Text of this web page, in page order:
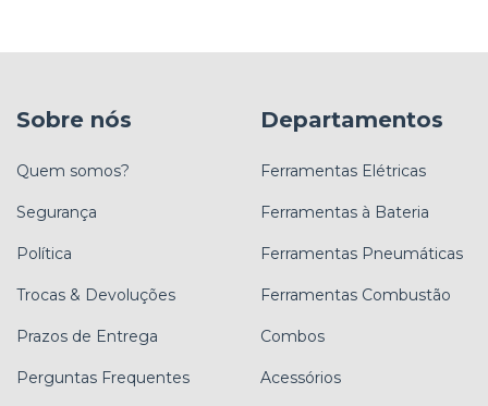
Sobre nós
Quem somos?
Segurança
Política
Trocas & Devoluções
Prazos de Entrega
Perguntas Frequentes
Departamentos
Ferramentas Elétricas
Ferramentas à Bateria
Ferramentas Pneumáticas
Ferramentas Combustão
Combos
Acessórios